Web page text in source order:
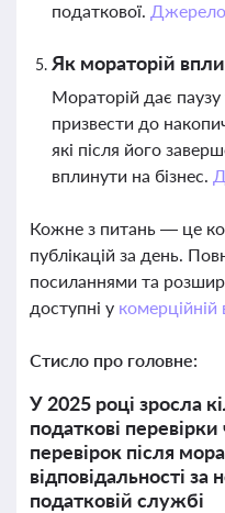
податкової. Джерело
Як мораторій
Мораторій дає
призвести до
які після його
вплинути на бізнес.
Кожне з питань — це
публікацій за день.
посиланнями та
доступні у
Стисло про головне:
У 2025 році зросла
податкові
перевірок після
відповідальності за
податковій службі